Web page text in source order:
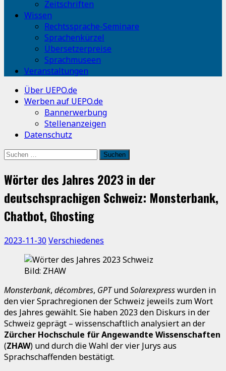
Zeitschriften
Wissen
Rechtssprache-Seminare
Sprachenkürzel
Übersetzerpreise
Sprachmuseen
Veranstaltungen
Über UEPO.de
Werben auf UEPO.de
Bannerwerbung
Stellenanzeigen
Datenschutz
Suchen
Wörter des Jahres 2023 in der
deutschsprachigen Schweiz: Monsterbank,
Chatbot, Ghosting
2023-11-30Verschiedenes
Bild: ZHAW
Monsterbank, décombres, GPTundSolarexpresswurden in
den vier Sprachregionen der Schweiz jeweils zum Wort
des Jahres gewählt. Sie haben 2023 den Diskurs in der
Schweiz geprägt – wissenschaftlich analysiert an der
Zürcher Hochschule für Angewandte Wissenschaften
(ZHAW) und durch die Wahl der vier Jurys aus
Sprachschaffenden bestätigt.